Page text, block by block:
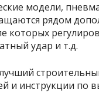
модели,
рядом
которых
удар и т.д.